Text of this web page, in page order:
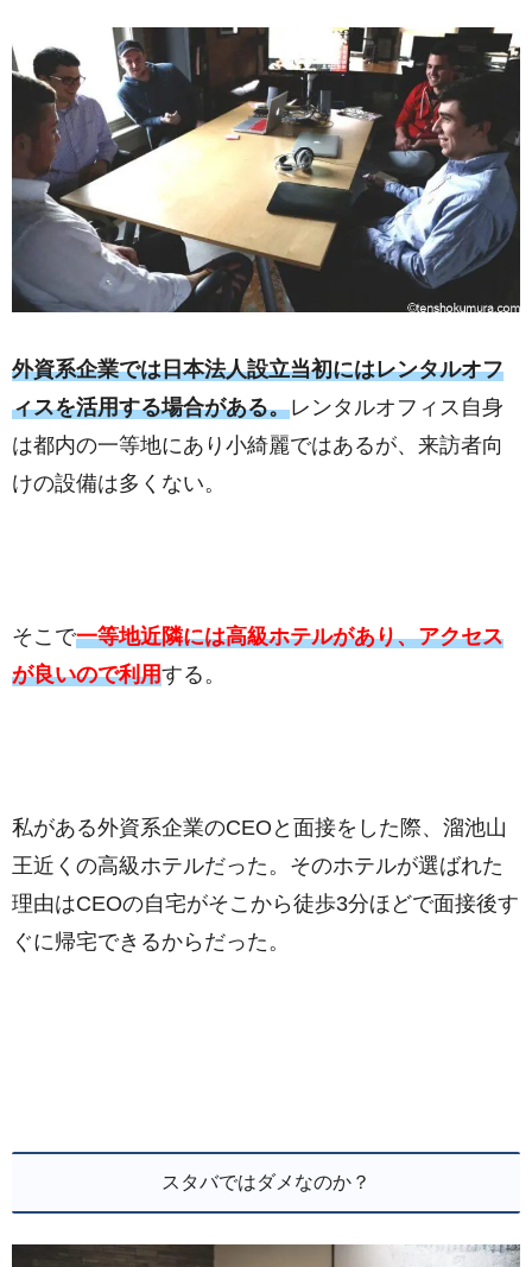
外資系企業では日本法人設立当初にはレンタルオフ
ィスを活用する場合がある。レンタルオフィス自身
は都内の一等地にあり小綺麗ではあるが、来訪者向
けの設備は多くない。
そこで一等地近隣には高級ホテルがあり、アクセス
が良いので利用する。
私がある外資系企業のCEOと面接をした際、溜池山
王近くの高級ホテルだった。そのホテルが選ばれた
理由はCEOの自宅がそこから徒歩3分ほどで面接後す
ぐに帰宅できるからだった。
スタバではダメなのか？